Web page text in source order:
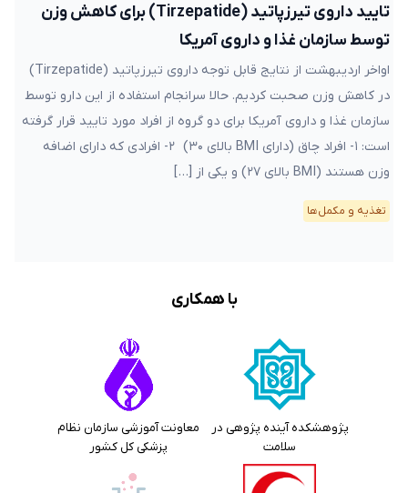
تایید داروی تیرزپاتید (Tirzepatide) برای کاهش وزن
توسط سازمان غذا و داروی آمریکا
اواخر اردیبهشت از نتایج قابل توجه داروی تیرزپاتید (Tirzepatide)
در کاهش وزن صحبت کردیم. حالا سرانجام استفاده از این دارو توسط
سازمان غذا و داروی آمریکا برای دو گروه از افراد مورد تایید قرار گرفته
است: ۱- افراد چاق (دارای BMI بالای ۳۰) ۲- افرادی که دارای اضافه
وزن هستند (BMI بالای ۲۷) و یکی از […]
تغذیه و مکمل‌ها
با همکاری
پژوهشکده آینده پژوهی در
سلامت
معاونت آموزشی سازمان نظام
پزشکی کل کشور